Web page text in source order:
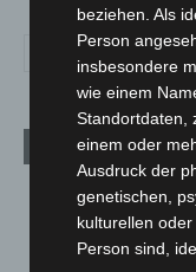
Aktuelle Beiträge
Niedersachsen:
Waldbrandeinsatz
7. August 2026
beziehen. Als
Person
insbesondere
wie einem
Standortdaten,
einem oder
Ausdruck der
genetischen,
kulturellen
Person sind,